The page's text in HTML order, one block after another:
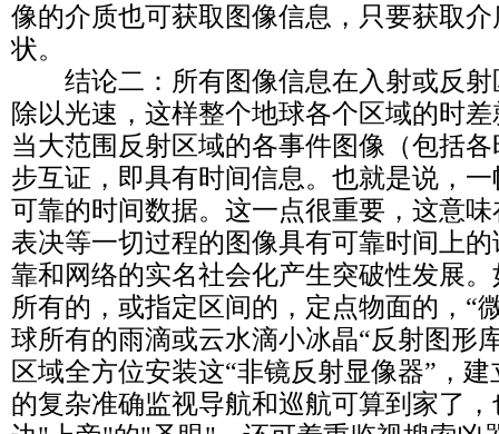
像的介质也可获取图像信息，只要获取
状。
结论二：所有图像信息在入射或反射
除以光速，这样整个地球各个区域的时
当大范围反射区域的各事件图像（包括
步互证，即具有时间信息。也就是说，
可靠的时间数据。这一点很重要，这意
表决等一切过程的图像具有可靠时间上
靠和网络的实名社会化产生突破性发展
所有的，或指定区间的，定点物面的，“
球所有的雨滴或云水滴小冰晶“反射图形
区域全方位安装这“非镜反射显像器”，
的复杂准确监视导航和巡航可算到家了